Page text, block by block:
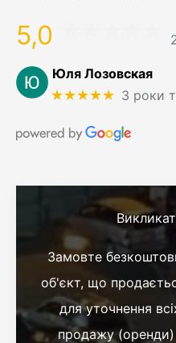
5,0
Юля Лозовская
★★★★★ 3 роки
Замовте
об'єкт, що
для уточнення
продажу (оренди)